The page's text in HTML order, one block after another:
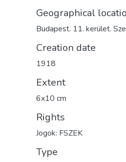
Geographical
Budapest. 11. kerület.
Creation date
1918
Extent
6x10 cm
Rights
Jogok: FSZEK
Type